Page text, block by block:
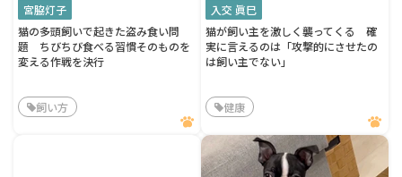
宮脇灯子
猫の多頭飼いで起きた盗み食い問
題 ちびちび食べる習慣そのものを
変える作戦を決行
飼い方
入交 眞巳
猫が飼い主を激しく襲ってくる 確
実に言えるのは「攻撃的にさせたの
は飼い主でない」
健康